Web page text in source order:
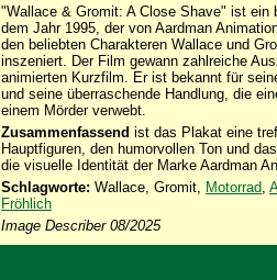
"Wallace & Gromit: A Close Shave" ist
dem Jahr 1995, der von Aardman
den beliebten Charakteren Wallace und
inszeniert. Der Film gewann zahlreiche
animierten Kurzfilm. Er ist bekannt für
und seine überraschende Handlung, die
einem Mörder verwebt.
Zusammenfassend ist das Plakat eine
Hauptfiguren, den humorvollen Ton und
die visuelle Identität der Marke Aardman
Schlagworte: Wallace, Gromit, Motorrad,
Fröhlich
Image Describer 08/2025